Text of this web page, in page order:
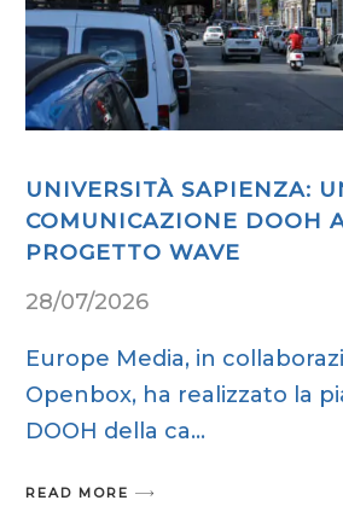
UNIVERSITÀ SAPIENZA:
COMUNICAZIONE DOOH
PROGETTO WAVE
28/07/2026
Europe Media, in
Openbox, ha realizzato la
DOOH della ca
READ MORE